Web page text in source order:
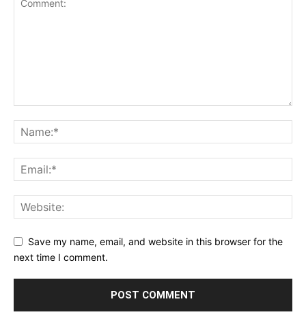
Save my name, email, and website in this browser for the
next time I comment.